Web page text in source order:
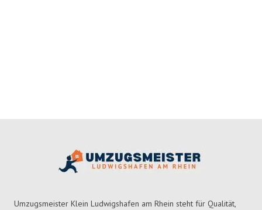
Umzugsmeister Klein Ludwigshafen am Rhein steht für Qualität,